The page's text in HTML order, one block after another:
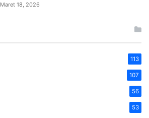
Maret 18, 2026
113
107
56
53